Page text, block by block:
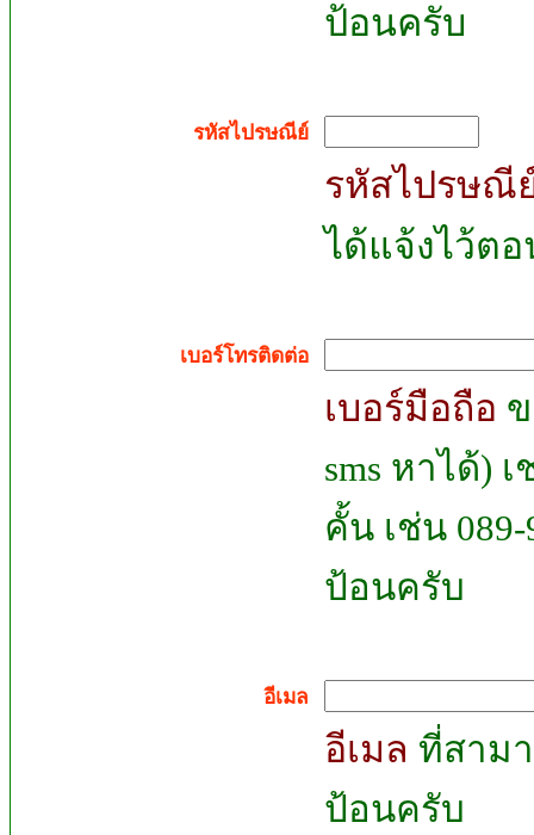
ป้อนครับ
รหัสไปรษณีย์
รหัสไปรษณี
ได้แจ้งไว้ต
เบอร์โทรติดต่อ
เบอร์มือถือ
sms หาได้)
คั้น เช่น 089-
ป้อนครับ
อีเมล
อีเมล ที่สาม
ป้อนครับ